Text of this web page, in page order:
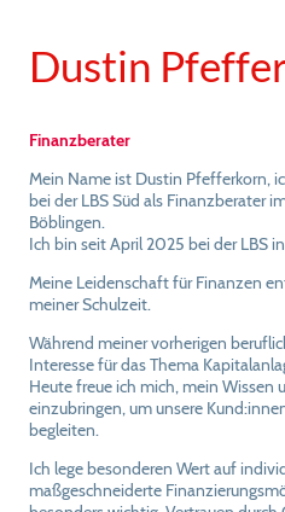
Dustin
Finanzberater
Mein Name ist Dustin Pfefferkorn,
bei der LBS Süd als Finanzberater
Böblingen.
Ich bin seit April 2025 bei der LBS
Meine Leidenschaft für Finanzen
meiner Schulzeit.
Während meiner vorherigen
Interesse für das Thema
Heute freue ich mich, mein Wissen
einzubringen, um unsere
begleiten.
Ich lege besonderen Wert auf
maßgeschneiderte